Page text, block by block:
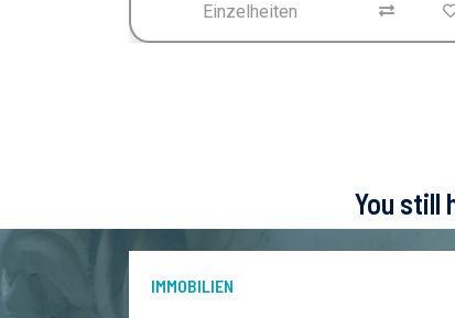
Einzelheiten
You still
IMMOBILIEN